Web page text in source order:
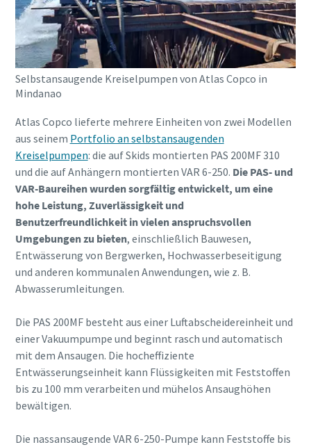
Selbstansaugende Kreiselpumpen von Atlas Copco in
Mindanao
Atlas Copco lieferte mehrere Einheiten von zwei Modellen
aus seinem Portfolio an selbstansaugenden
Kreiselpumpen: die auf Skids montierten PAS 200MF 310
und die auf Anhängern montierten VAR 6-250. Die PAS- und
VAR-Baureihen wurden sorgfältig entwickelt, um eine
hohe Leistung, Zuverlässigkeit und
Benutzerfreundlichkeit in vielen anspruchsvollen
Umgebungen zu bieten, einschließlich Bauwesen,
Entwässerung von Bergwerken, Hochwasserbeseitigung
und anderen kommunalen Anwendungen, wie z. B.
Abwasserumleitungen.
Die PAS 200MF besteht aus einer Luftabscheidereinheit und
einer Vakuumpumpe und beginnt rasch und automatisch
mit dem Ansaugen. Die hocheffiziente
Entwässerungseinheit kann Flüssigkeiten mit Feststoffen
bis zu 100 mm verarbeiten und mühelos Ansaughöhen
bewältigen.
Die nassansaugende VAR 6-250-Pumpe kann Feststoffe bis